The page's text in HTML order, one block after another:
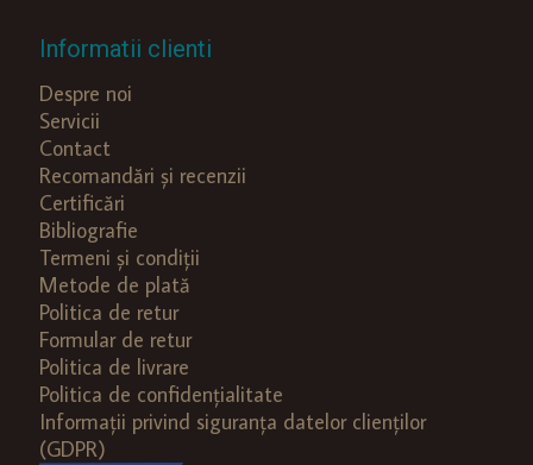
Informatii clienti
Despre noi
Servicii
Contact
Recomandări și recenzii
Certificări
Bibliografie
Termeni și condiții
Metode de plată
Politica de retur
Formular de retur
Politica de livrare
Politica de confidențialitate
Informații privind siguranța datelor clienților
(GDPR)